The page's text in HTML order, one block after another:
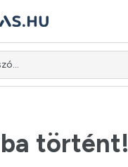
történt!